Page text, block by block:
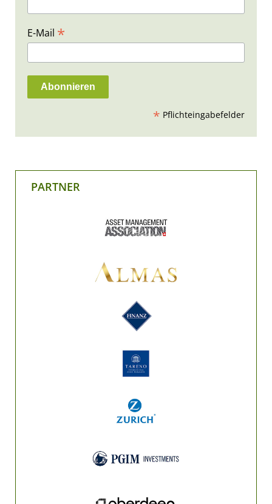
E-Mail *
* Pflichteingabefelder
PARTNER